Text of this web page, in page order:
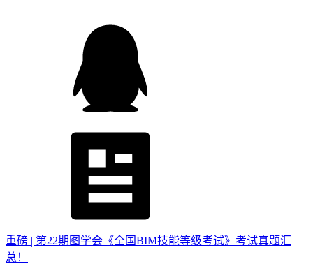
重磅 | 第22期图学会《全国BIM技能等级考试》考试真题汇
总！